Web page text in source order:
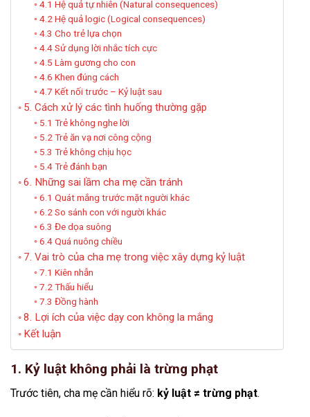
4.1 Hệ quả tự nhiên (Natural consequences)
4.2 Hệ quả logic (Logical consequences)
4.3 Cho trẻ lựa chọn
4.4 Sử dụng lời nhắc tích cực
4.5 Làm gương cho con
4.6 Khen đúng cách
4.7 Kết nối trước – Kỷ luật sau
5. Cách xử lý các tình huống thường gặp
5.1 Trẻ không nghe lời
5.2 Trẻ ăn vạ nơi công cộng
5.3 Trẻ không chịu học
5.4 Trẻ đánh bạn
6. Những sai lầm cha mẹ cần tránh
6.1 Quát mắng trước mặt người khác
6.2 So sánh con với người khác
6.3 Đe dọa suông
6.4 Quá nuông chiều
7. Vai trò của cha mẹ trong việc xây dựng kỷ luật
7.1 Kiên nhẫn
7.2 Thấu hiểu
7.3 Đồng hành
8. Lợi ích của việc dạy con không la mắng
Kết luận
1. Kỷ luật không phải là trừng phạt
Trước tiên, cha mẹ cần hiểu rõ: kỷ luật ≠ trừng phạt.